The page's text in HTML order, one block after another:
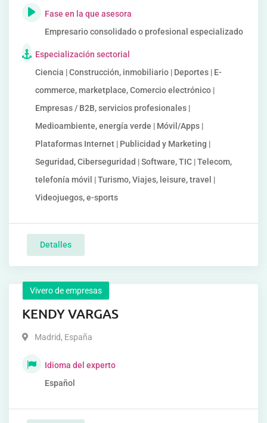
Fase en la que asesora
Empresario consolidado o profesional especializado
Especialización sectorial
Ciencia | Construcción, inmobiliario | Deportes | E-
commerce, marketplace, Comercio electrónico |
Empresas / B2B, servicios profesionales |
Medioambiente, energía verde | Móvil/Apps |
Plataformas Internet | Publicidad y Marketing |
Seguridad, Ciberseguridad | Software, TIC | Telecom,
telefonía móvil | Turismo, Viajes, leisure, travel |
Videojuegos, e-sports
Detalles
Vivero de empresas
KENDY VARGAS
Madrid, España
Idioma del experto
Español